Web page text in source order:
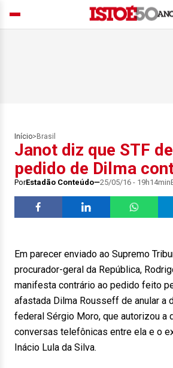
Início> Brasil
Janot diz que STF
pedido de Dilma
PorEstadão Conteúdo 25/05/16 - 19h14min
Em parecer enviado ao Supremo
procurador-geral da República,
manifesta contrário ao pedido feito
afastada Dilma Rousseff de anular a
federal Sérgio Moro, que autorizou a
conversas telefônicas entre ela e o
Inácio Lula da Silva.